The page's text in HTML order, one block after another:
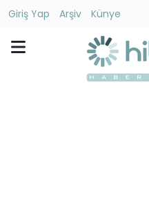
Giriş Yap Arşiv
Künye